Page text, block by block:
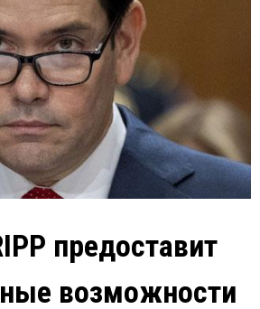
предоставит
возможности